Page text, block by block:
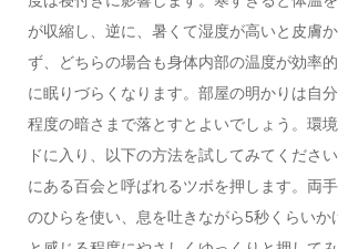
が収縮し、逆に、暑くて湿度が高いと皮膚
ず、どちらの場合も身体内部の温度が効率
に眠りづらくなります。部屋の明かりは自
程度の暗さまで落とすとよいでしょう。環
ドに入り、以下の方法を試してみてくださ
にある百会と呼ばれるツボを押します。両
のひらを使い、息を吐きながら5秒くらいか